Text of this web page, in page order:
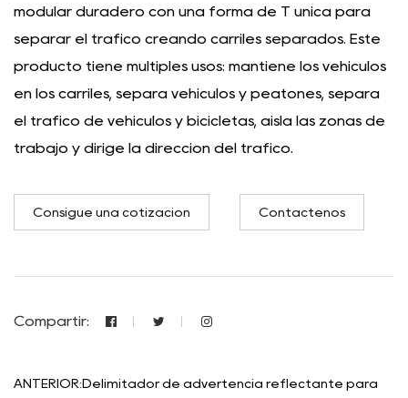
modular duradero con una forma de T única para
separar el tráfico creando carriles separados. Este
producto tiene múltiples usos: mantiene los vehículos
en los carriles, separa vehículos y peatones, separa
el tráfico de vehículos y bicicletas, aísla las zonas de
trabajo y dirige la dirección del tráfico.
Consigue una cotización Contáctenos
Compartir:
ANTERIOR:Delimitador de advertencia reflectante para